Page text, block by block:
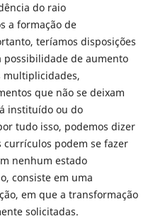
do raio
a formação de
teríamos disposições
de aumento
multiplicidades,
que não se deixam
instituído ou do
tudo isso, podemos dizer
currículos podem se fazer
nenhum estado
consiste em uma
em que a transformação
solicitadas.